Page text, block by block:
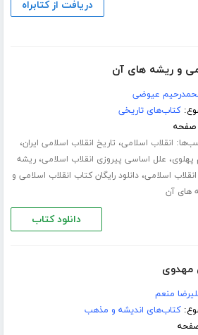
دریافت از کتابراه
و ریشه های آن
عیوضی
کتاب‌های تاریخی
انقلاب اسلامی، تاریخ انقلاب اسلامی ایران،
پهلوی، علل اساسی پیروزی انقلاب اسلامی،ریشه
اسلامی،دانلود رایگان کتاب انقلاب اسلامی و
های آن
دانلود کتاب
مهدوی
منعم
کتاب‌های اندیشه و مذهب